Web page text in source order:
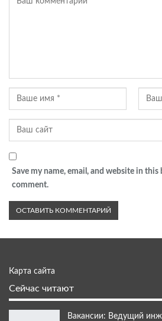
Save my name, email, and website in this
comment.
Карта сайта
Сейчас читают
Вакансии: Ведущий